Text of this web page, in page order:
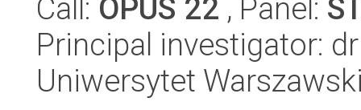
Call: OPUS 22 , Panel:
Principal investigator:
Uniwersytet